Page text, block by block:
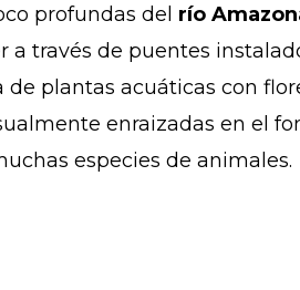
profundas del río
través de puentes
plantas acuáticas con
enraizadas en el
especies de animales.